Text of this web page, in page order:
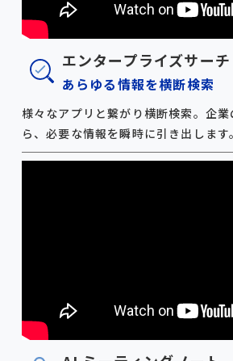
エンタープライズサーチ
あらゆる情報を横断検索
様々なアプリと繋がり横断検索。企
ら、必要な情報を瞬時に引き出します。